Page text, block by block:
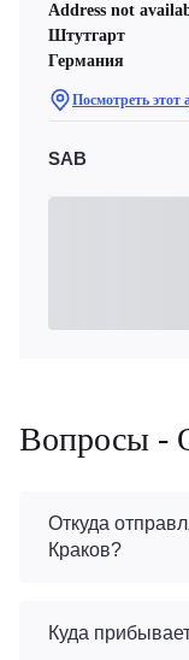
Address not
Штутгарт
Германия
Посмотреть этот
SAB
Вопросы -
Откуда
Краков?
Куда